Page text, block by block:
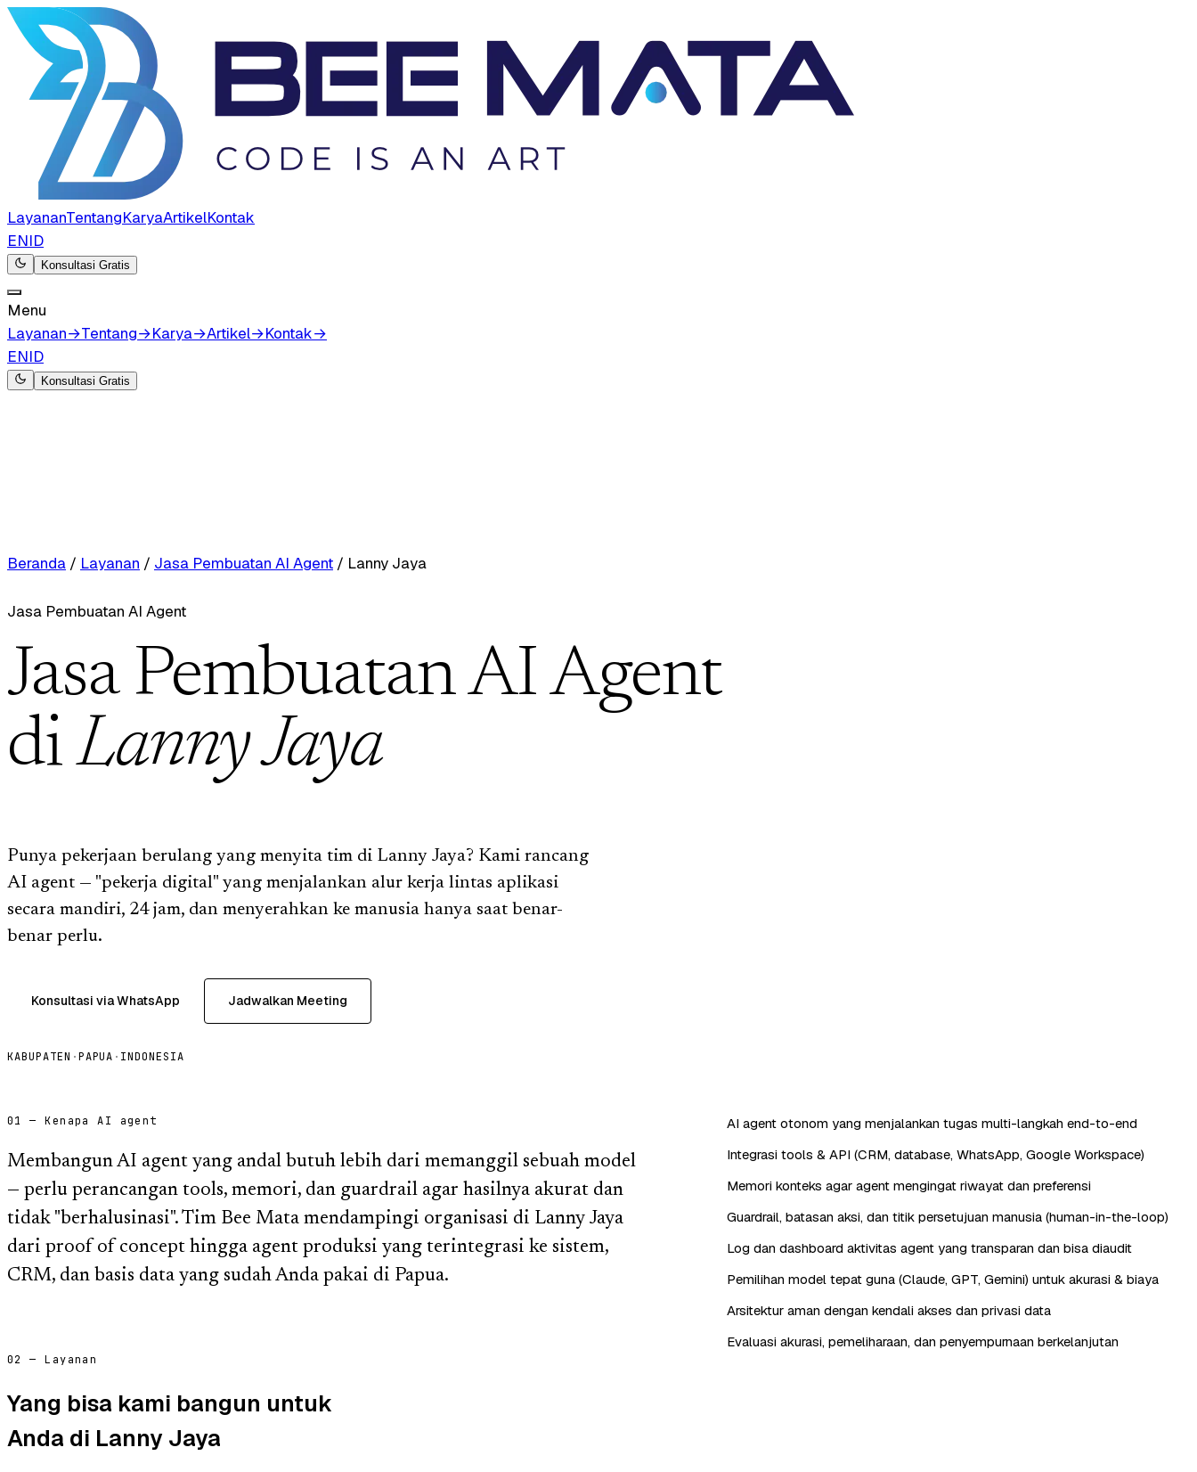
LayananTentangKaryaArtikelKontak
ENID
Konsultasi Gratis
Menu
Layanan→Tentang→Karya→Artikel→Kontak→
ENID
Konsultasi Gratis
Beranda / Layanan / Jasa Pembuatan AI Agent / Lanny Jaya
Jasa Pembuatan AI Agent
Jasa Pembuatan AI Agent
diLanny Jaya
Punya pekerjaan berulang yang menyita tim di Lanny Jaya? Kami rancang
AI agent — "pekerja digital" yang menjalankan alur kerja lintas aplikasi
secara mandiri, 24 jam, dan menyerahkan ke manusia hanya saat benar-
benar perlu.
Konsultasi via WhatsApp Jadwalkan Meeting
KABUPATEN ·PAPUA · INDONESIA
01 — Kenapa AI agent
Membangun AI agent yang andal butuh lebih dari memanggil sebuah model
— perlu perancangan tools, memori, dan guardrail agar hasilnya akurat dan
tidak "berhalusinasi". Tim Bee Mata mendampingi organisasi di Lanny Jaya
dari proof of concept hingga agent produksi yang terintegrasi ke sistem,
CRM, dan basis data yang sudah Anda pakai di Papua.
AI agent otonom yang menjalankan tugas multi-langkah end-to-end
Integrasi tools & API (CRM, database, WhatsApp, Google Workspace)
Memori konteks agar agent mengingat riwayat dan preferensi
Guardrail, batasan aksi, dan titik persetujuan manusia (human-in-the-loop)
Log dan dashboard aktivitas agent yang transparan dan bisa diaudit
Pemilihan model tepat guna (Claude, GPT, Gemini) untuk akurasi & biaya
Arsitektur aman dengan kendali akses dan privasi data
Evaluasi akurasi, pemeliharaan, dan penyempurnaan berkelanjutan
02 — Layanan
Yang bisa kami bangun untuk
Anda di Lanny Jaya